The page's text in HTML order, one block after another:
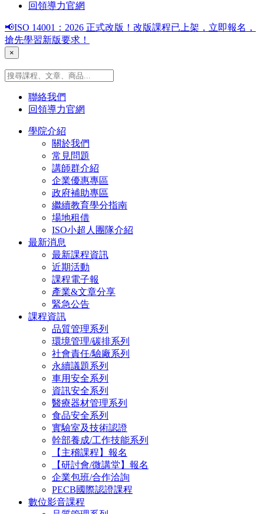
回領導力官網
📢ISO 14001：2026 正式改版！改版課程已上架，立即報名，
搶先學習新版要求！
×
聯絡我們
回領導力官網
學院介紹
關於我們
常見問題
講師群介紹
企業優惠專區
政府補助專區
繼續教育學分指南
場地租借
ISO小超人團隊介紹
最新消息
最新課程資訊
近期活動
課程電子報
產業&文章分享
緊急公告
課程資訊
品質管理系列
環境管理/碳排系列
社會責任/驗廠系列
永續議題系列
車用安全系列
資訊安全系列
醫療器材管理系列
食品安全系列
實驗室及技術認證
幹部養成/工作技能系列
【主稽課程】報名
【研討會/微講堂】報名
企業包班/合作洽詢
PECB國際認證課程
數位影音課程